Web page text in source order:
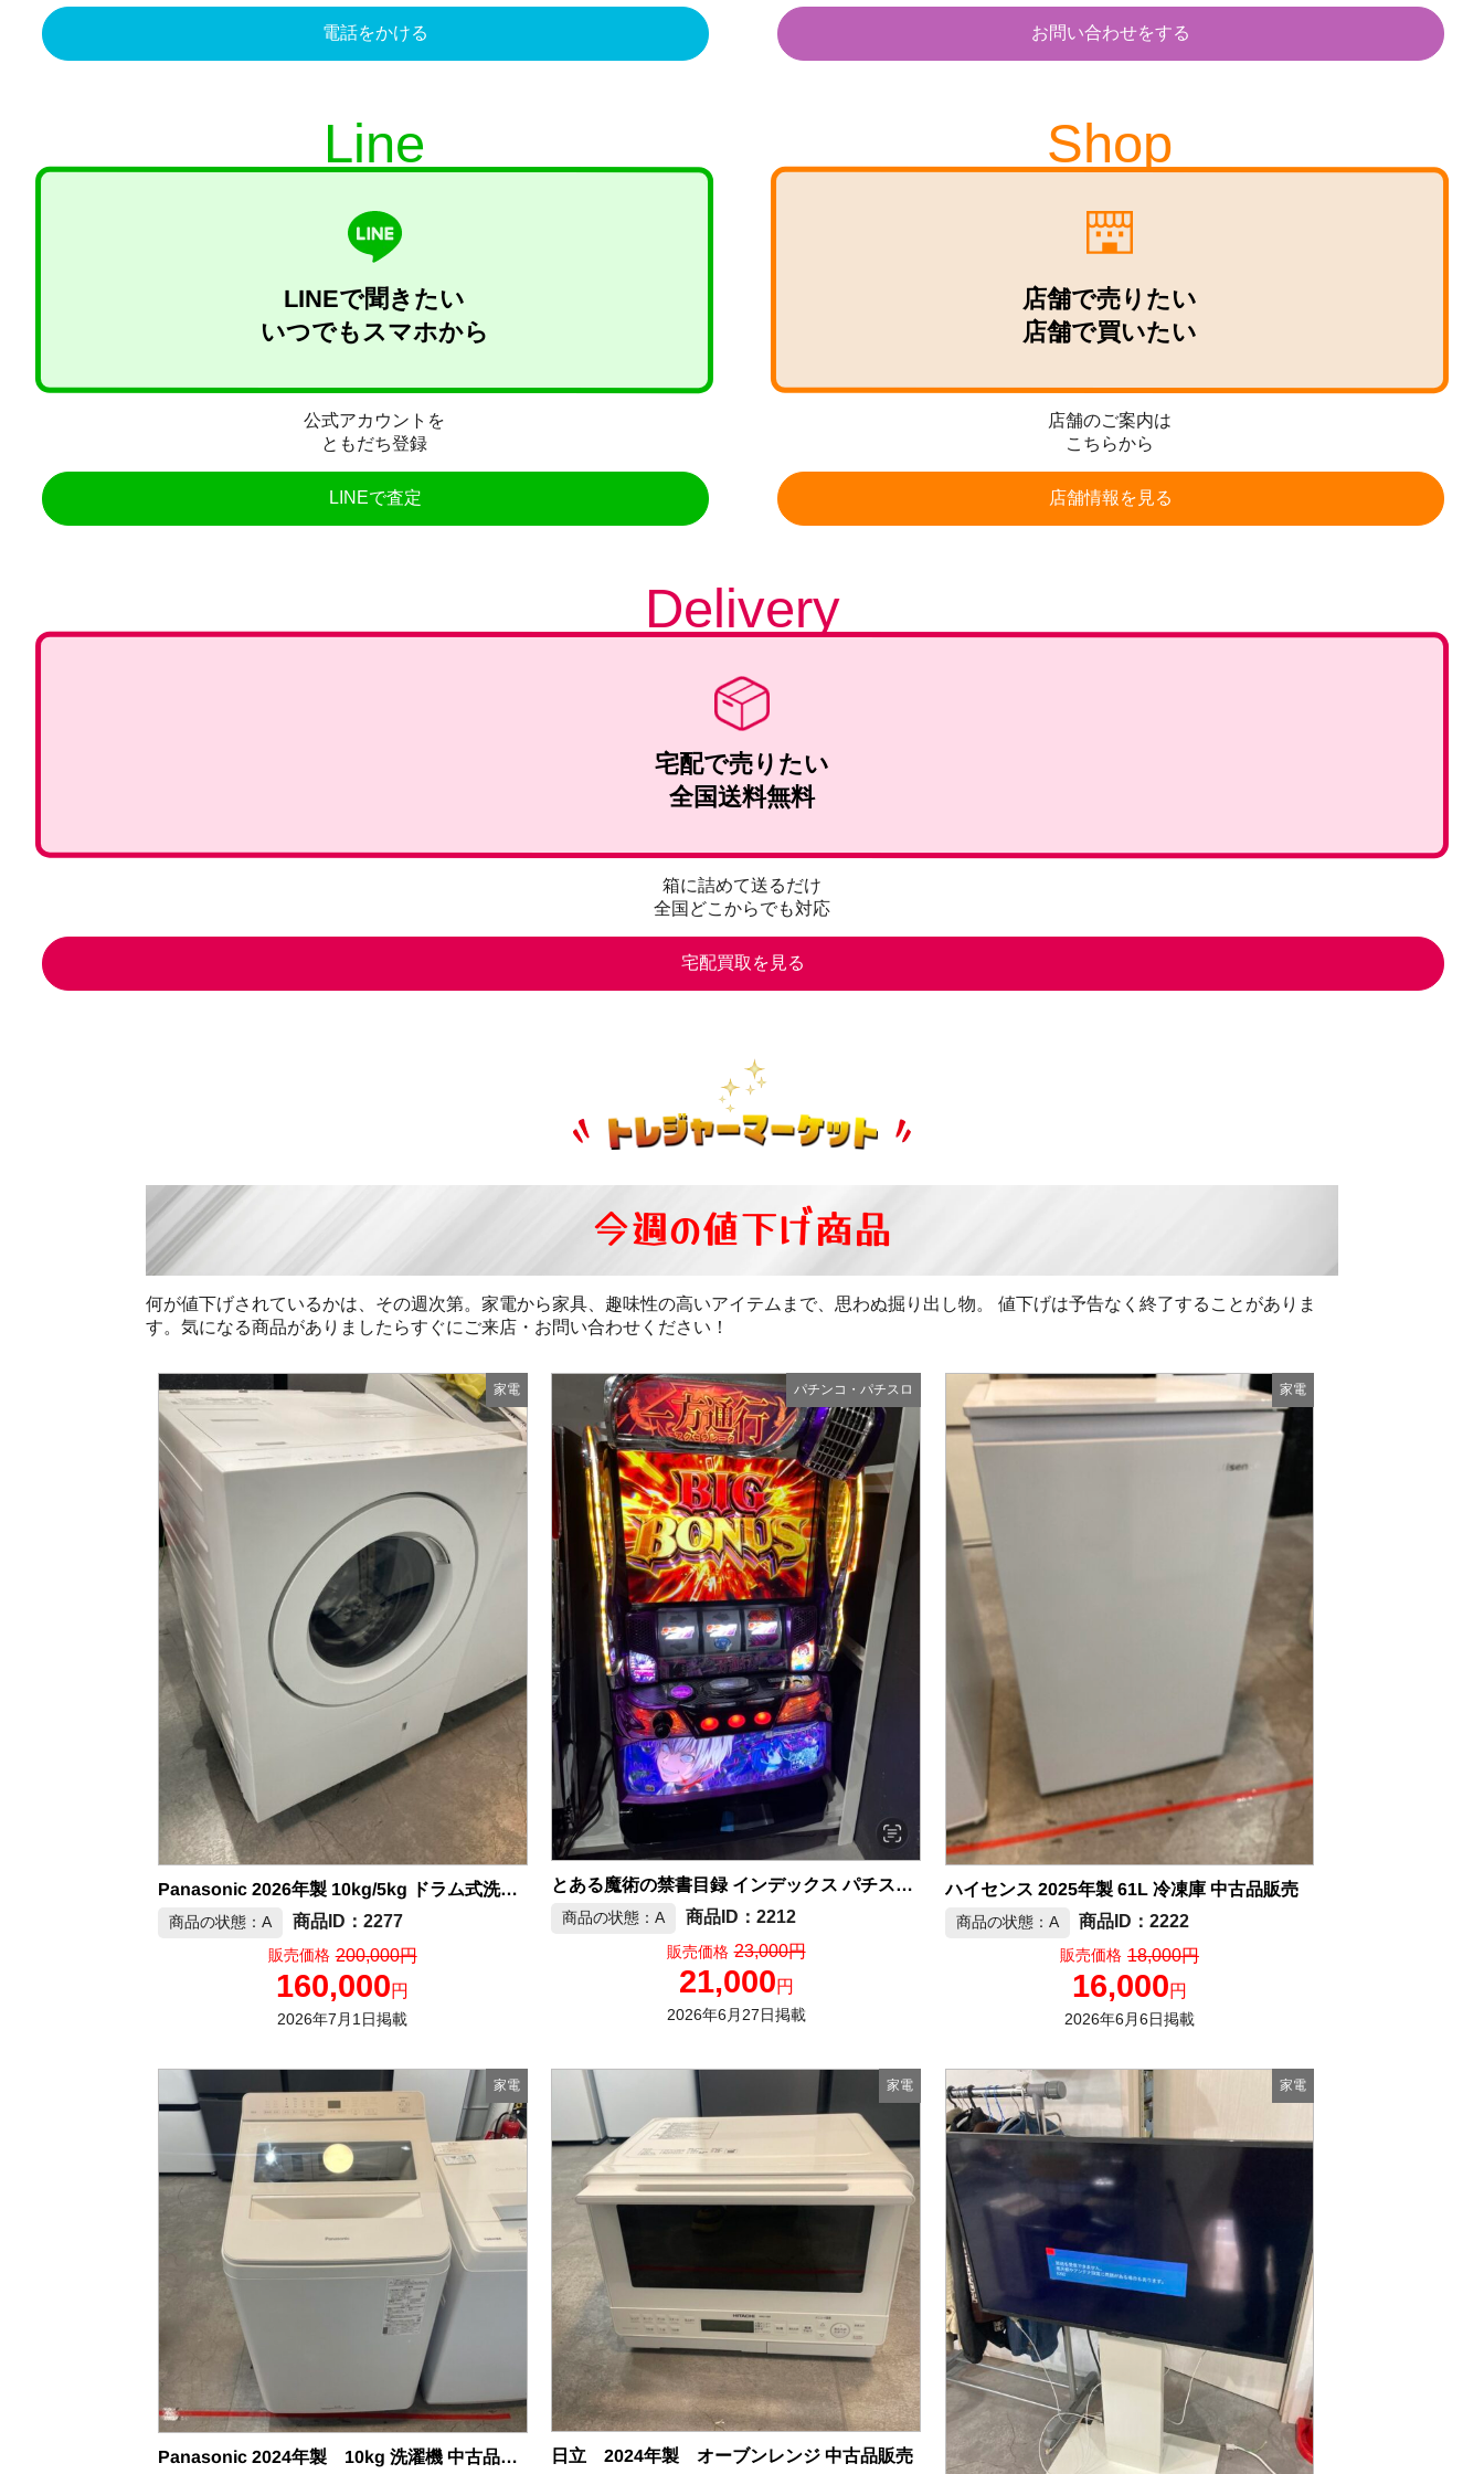
電話をかける お問い合わせをする
Line
LINEで聞きたい
いつでもスマホから
公式アカウントを
ともだち登録
LINEで査定
Shop
店舗で売りたい
店舗で買いたい
店舗のご案内は
こちらから
店舗情報を見る
Delivery
宅配で売りたい
全国送料無料
箱に詰めて送るだけ
全国どこからでも対応
宅配買取を見る
今週の値下げ商品
何が値下げされているかは、その週次第。家電から家具、趣味性の高いアイテムまで、思わぬ掘り出し物。 値下げは予告なく終了することがありま
す。気になる商品がありましたらすぐにご来店・お問い合わせください！
家電
Panasonic 2026年製 10kg/5kg ドラム式洗濯機 中古品販売
商品の状態：A 2277
販売価格 200,000円
160,000円
2026年7月1日掲載
パチンコ・パチスロ
とある魔術の禁書目録 インデックス パチスロ機 スマスロ アクセラレーター 一方通行 パチスロ 中古品販売
商品の状態：A 2212
販売価格 23,000円
21,000円
2026年6月27日掲載
家電
ハイセンス 2025年製 61L 冷凍庫 中古品販売
商品の状態：A 2222
販売価格 18,000円
16,000円
2026年6月6日掲載
家電
Panasonic 2024年製 10kg 洗濯機 中古品販売
家電
日立 2024年製 オーブンレンジ 中古品販売
家電